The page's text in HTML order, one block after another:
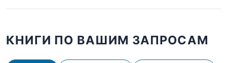
КНИГИ ПО ВАШИМ ЗАПРОСАМ